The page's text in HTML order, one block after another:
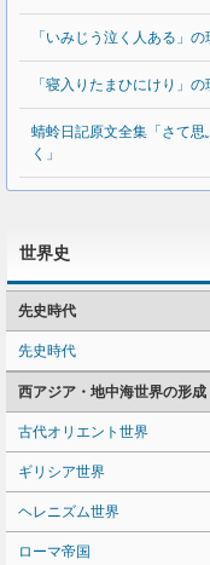
「いみじう泣く人ある」
「寝入りたまひにけり」
蜻蛉日記原文全集「さて
く」
世界史
先史時代
先史時代
西アジア・地中海世界の形成
古代オリエント世界
ギリシア世界
ヘレニズム世界
ローマ帝国